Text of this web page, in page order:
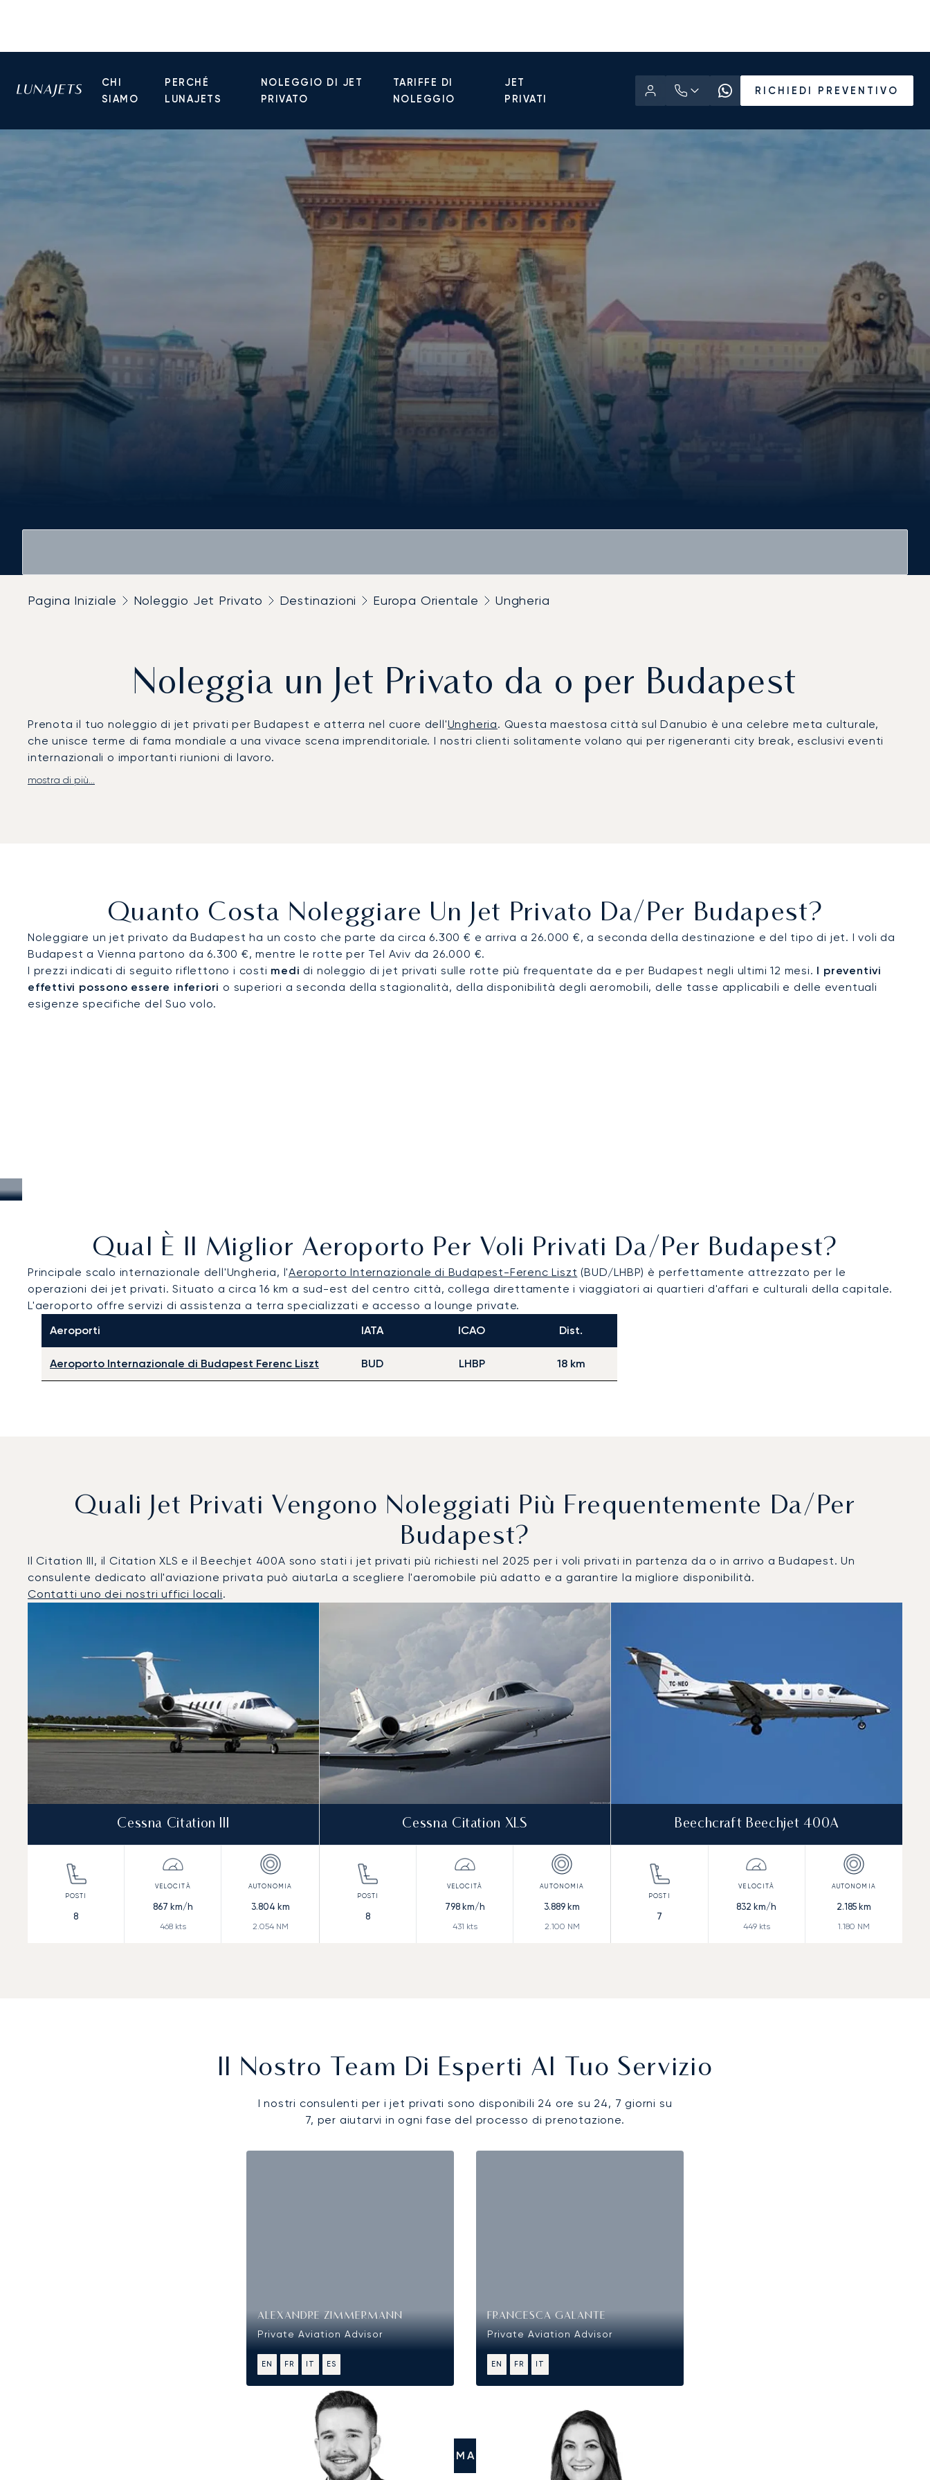
CHI
SIAMO
PERCHÉ
LUNAJETS
NOLEGGIO DI JET
PRIVATO
TARIFFE DI
NOLEGGIO
JET
PRIVATI
RICHIEDI PREVENTIVO
Pagina Iniziale Noleggio Jet Privato Destinazioni Europa Orientale Ungheria
Noleggia un Jet Privato da o per Budapest
Prenota il tuo noleggio di jet privati per Budapest e atterra nel cuore dell'Ungheria. Questa maestosa città sul Danubio è una celebre meta culturale,
che unisce terme di fama mondiale a una vivace scena imprenditoriale. I nostri clienti solitamente volano qui per rigeneranti city break, esclusivi eventi
internazionali o importanti riunioni di lavoro.
Il tuo programma detta il piano di volo, dandoti la libertà di viaggiare quando e come desideri. A bordo, la cabina è il tuo spazio esclusivo per rilassarti o
mostra di più...
Quanto Costa Noleggiare Un Jet Privato Da/per Budapest?
Noleggiare un jet privato da Budapest ha un costo che parte da circa 6.300 € e arriva a 26.000 €, a seconda della destinazione e del tipo di jet. I voli da
Budapest a Vienna partono da 6.300 €, mentre le rotte per Tel Aviv da 26.000 €.
I prezzi indicati di seguito riflettono i costi medi di noleggio di jet privati sulle rotte più frequentate da e per Budapest negli ultimi 12 mesi. I preventivi
effettivi possono essere inferiori o superiori a seconda della stagionalità, della disponibilità degli aeromobili, delle tasse applicabili e delle eventuali
esigenze specifiche del Suo volo.
Qual È Il Miglior Aeroporto Per Voli Privati Da/per Budapest?
Principale scalo internazionale dell'Ungheria, l'Aeroporto Internazionale di Budapest-Ferenc Liszt (BUD/LHBP) è perfettamente attrezzato per le
operazioni dei jet privati. Situato a circa 16 km a sud-est del centro città, collega direttamente i viaggiatori ai quartieri d'affari e culturali della capitale.
L'aeroporto offre servizi di assistenza a terra specializzati e accesso a lounge private.
Aeroporti
IATA ICAO Dist.
Aeroporto Internazionale di Budapest Ferenc Liszt BUD LHBP 18 km
Quali Jet Privati Vengono Noleggiati Più Frequentemente Da/per
Budapest?
Il Citation III, il Citation XLS e il Beechjet 400A sono stati i jet privati più richiesti nel 2025 per i voli privati in partenza da o in arrivo a Budapest. Un
consulente dedicato all'aviazione privata può aiutarLa a scegliere l'aeromobile più adatto e a garantire la migliore disponibilità.
Contatti uno dei nostri uffici locali.
Budapest : I 3 modelli di aeromobile più utilizzati per numero di movimenti volo nel 2025
Cessna Citation III
8
867 km/h
468kts
3.804 km
2.054NM
Cessna Citation XLS
8
798km/h
431 kts
3.889 km
2.100 NM
Beechcraft Beechjet 400A
7
832 km/h
449kts
2.185km
1.180 NM
Il Nostro Team Di Esperti Al Tuo Servizio
I nostri consulenti per i jet privati sono disponibili 24 ore su 24, 7 giorni su
7, per aiutarvi in ogni fase del processo di prenotazione.
ALEXANDRE ZIMMERMANN
Private Aviation Advisor
EN FR IT ES
FRANCESCA GALANTE
Private Aviation Advisor
EN FR IT
CHIAMATECI